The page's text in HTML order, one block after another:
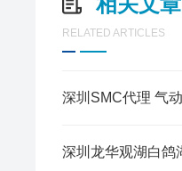
RELATED ARTICLES